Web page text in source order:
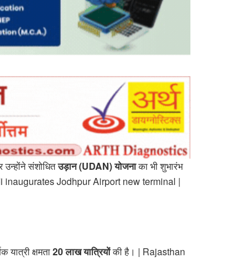
उन्होंने संशोधितउड़ान (UDAN) योजनाका भी शुभारंभ
inaugurates Jodhpur Airport new terminal |
क्षमता20 लाख यात्रियोंकी है। | Rajasthan